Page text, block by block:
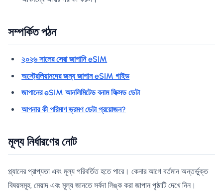
সম্পর্কিত পঠন
২০২৬ সালের সেরা জাপানি eSIM
অস্ট্রেলিয়ানদের জন্য জাপান eSIM গাইড
জাপানের eSIM আনলিমিটেড বনাম ফিক্সড ডেটা
আপনার কী পরিমাণ ভ্রমণ ডেটা প্রয়োজন?
মূল্য নির্ধারণের নোট
প্ল্যানের প্রাপ্যতা এবং মূল্য পরিবর্তিত হতে পারে। কেনার আগে বর্তমান অন্তর্ভুক্ত
বিষয়সমূহ, মেয়াদ এবং মূল্য জানতে সর্বদা লিঙ্ক করা জাপান পৃষ্ঠাটি দেখে নিন।